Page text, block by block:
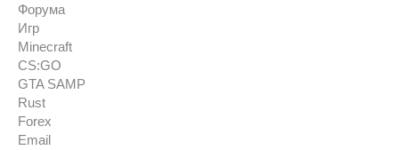
Форума
Игр
Minecraft
CS:GO
GTA SAMP
Rust
Forex
Email